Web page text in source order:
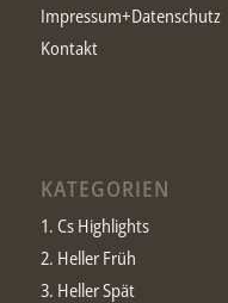
Impressum+Datenschutz
Kontakt
KATEGORIEN
1. Cs Highlights
2. Heller Früh
3. Heller Spät